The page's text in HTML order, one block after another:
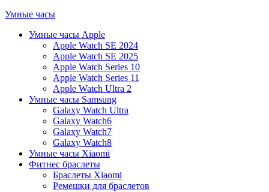
Умные часы
Умные часы Apple
Apple Watch SE 2024
Apple Watch SE 2025
Apple Watch Series 10
Apple Watch Series 11
Apple Watch Ultra 2
Умные часы Samsung
Galaxy Watch Ultra
Galaxy Watch6
Galaxy Watch7
Galaxy Watch8
Умные часы Xiaomi
Фитнес браслеты
Браслеты Xiaomi
Ремешки для браслетов